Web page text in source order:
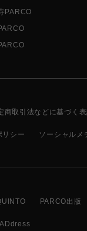
PARCO
商取引法などに基づく
リシー ソーシャルメ
PARCO出版